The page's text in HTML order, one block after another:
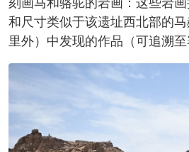
刻画马和骆驼的岩画：这些岩
和尺寸类似于该遗址西北部的
里外）中发现的作品（可追溯至